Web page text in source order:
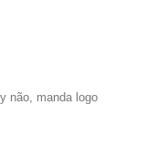
não, manda logo